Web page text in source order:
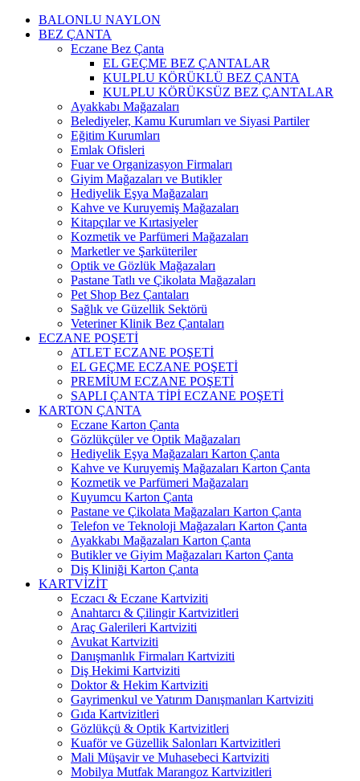
BALONLU NAYLON
BEZ ÇANTA
Eczane Bez Çanta
EL GEÇME BEZ ÇANTALAR
KULPLU KÖRÜKLÜ BEZ ÇANTA
KULPLU KÖRÜKSÜZ BEZ ÇANTALAR
Ayakkabı Mağazaları
Belediyeler, Kamu Kurumları ve Siyasi Partiler
Eğitim Kurumları
Emlak Ofisleri
Fuar ve Organizasyon Firmaları
Giyim Mağazaları ve Butikler
Hediyelik Eşya Mağazaları
Kahve ve Kuruyemiş Mağazaları
Kitapçılar ve Kırtasiyeler
Kozmetik ve Parfümeri Mağazaları
Marketler ve Şarküteriler
Optik ve Gözlük Mağazaları
Pastane Tatlı ve Çikolata Mağazaları
Pet Shop Bez Çantaları
Sağlık ve Güzellik Sektörü
Veteriner Klinik Bez Çantaları
ECZANE POŞETİ
ATLET ECZANE POŞETİ
EL GEÇME ECZANE POŞETİ
PREMİUM ECZANE POŞETİ
SAPLI ÇANTA TİPİ ECZANE POŞETİ
KARTON ÇANTA
Eczane Karton Çanta
Gözlükçüler ve Optik Mağazaları
Hediyelik Eşya Mağazaları Karton Çanta
Kahve ve Kuruyemiş Mağazaları Karton Çanta
Kozmetik ve Parfümeri Mağazaları
Kuyumcu Karton Çanta
Pastane ve Çikolata Mağazaları Karton Çanta
Telefon ve Teknoloji Mağazaları Karton Çanta
Ayakkabı Mağazaları Karton Çanta
Butikler ve Giyim Mağazaları Karton Çanta
Diş Kliniği Karton Çanta
KARTVİZİT
Eczacı & Eczane Kartviziti
Anahtarcı & Çilingir Kartvizitleri
Araç Galerileri Kartviziti
Avukat Kartviziti
Danışmanlık Firmaları Kartviziti
Diş Hekimi Kartviziti
Doktor & Hekim Kartviziti
Gayrimenkul ve Yatırım Danışmanları Kartviziti
Gıda Kartvizitleri
Gözlükçü & Optik Kartvizitleri
Kuaför ve Güzellik Salonları Kartvizitleri
Mali Müşavir ve Muhasebeci Kartviziti
Mobilya Mutfak Marangoz Kartvizitleri